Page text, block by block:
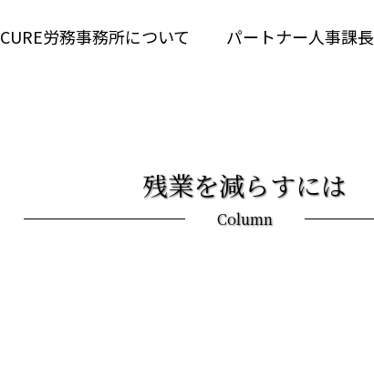
CURE労務事務所について パートナー人事課長
残業を減らすには
Column